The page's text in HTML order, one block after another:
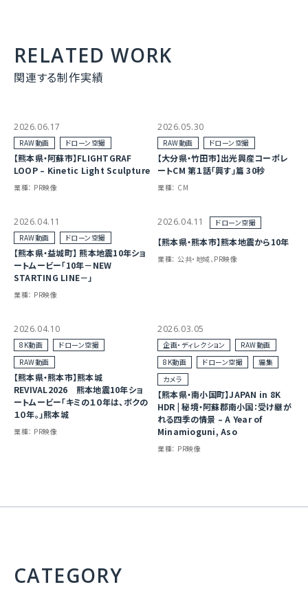
RELATED WORK
関連する制作実績
2026.06.17
RAW動画 ドローン空撮
【熊本県・阿蘇市】FLIGHTGRAF
LOOP – Kinetic Light Sculpture
業種： PR映像
2026.05.30
RAW動画 ドローン空撮
【大分県・竹田市】出光興産コーポレ
ートCM 第１話「興す」篇 30秒
業種： CM
2026.04.11
RAW動画 ドローン空撮
【熊本県・益城町】 熊本地震10年ショ
ートムービー「10年－NEW
STARTING LINE－」
業種： PR映像
2026.04.11 ドローン空撮
【熊本県・熊本市】熊本地震から10年
業種： 公共・地域、PR映像
2026.04.10
8K動画
ドローン空撮
RAW動画
【熊本県・熊本市】熊本城
REVIVAL2026 熊本地震10年ショ
ートムービー「キミの１０年は、ボクの
１０年。」熊本城
業種： PR映像
2026.03.05
企画・ディレクション
RAW動画
8K動画
ドローン空撮
編集
カメラ
【熊本県・南小国町】JAPAN in 8K
HDR | 秘境・阿蘇郡南小国：受け継が
れる四季の情景 – A Year of
Minamioguni, Aso
業種： PR映像
CATEGORY